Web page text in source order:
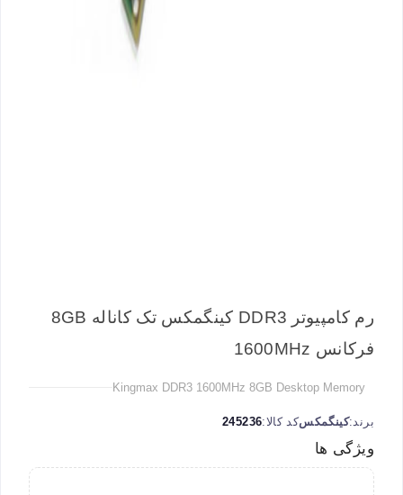
رم کامپیوتر DDR3 کینگمکس تک کاناله 8GB
فرکانس 1600MHz
Kingmax DDR3 1600MHz 8GB Desktop Memory
برند:کینگمکسکد کالا:245236
ویژگی ها